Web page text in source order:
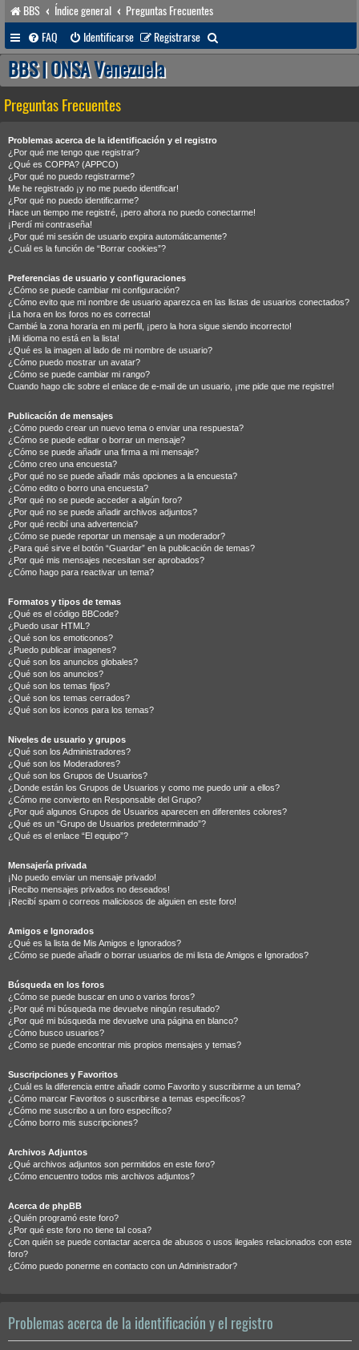
BBS Índice general
Preguntas Frecuentes
FAQ
Identificarse Registrarse
u
BBS | ONSA Venezuela
Preguntas Frecuentes
Problemas acerca de la identificación y el registro
¿Por qué me tengo que registrar?
¿Qué es COPPA? (APPCO)
¿Por qué no puedo registrarme?
Me he registrado ¡y no me puedo identificar!
¿Por qué no puedo identificarme?
Hace un tiempo me registré, ¡pero ahora no puedo conectarme!
¡Perdí mi contraseña!
¿Por qué mi sesión de usuario expira automáticamente?
¿Cuál es la función de “Borrar cookies”?
Preferencias de usuario y configuraciones
¿Cómo se puede cambiar mi configuración?
¿Cómo evito que mi nombre de usuario aparezca en las listas de usuarios conectados?
¡La hora en los foros no es correcta!
Cambié la zona horaria en mi perfil, ¡pero la hora sigue siendo incorrecto!
¡Mi idioma no está en la lista!
¿Qué es la imagen al lado de mi nombre de usuario?
¿Cómo puedo mostrar un avatar?
¿Cómo se puede cambiar mi rango?
Cuando hago clic sobre el enlace de e-mail de un usuario, ¡me pide que me registre!
Publicación de mensajes
¿Cómo puedo crear un nuevo tema o enviar una respuesta?
¿Cómo se puede editar o borrar un mensaje?
¿Cómo se puede añadir una firma a mi mensaje?
¿Cómo creo una encuesta?
¿Por qué no se puede añadir más opciones a la encuesta?
¿Cómo edito o borro una encuesta?
¿Por qué no se puede acceder a algún foro?
¿Por qué no se puede añadir archivos adjuntos?
¿Por qué recibí una advertencia?
¿Cómo se puede reportar un mensaje a un moderador?
¿Para qué sirve el botón “Guardar” en la publicación de temas?
¿Por qué mis mensajes necesitan ser aprobados?
¿Cómo hago para reactivar un tema?
Formatos y tipos de temas
¿Qué es el código BBCode?
¿Puedo usar HTML?
¿Qué son los emoticonos?
¿Puedo publicar imagenes?
¿Qué son los anuncios globales?
¿Qué son los anuncios?
¿Qué son los temas fijos?
¿Qué son los temas cerrados?
¿Qué son los iconos para los temas?
Niveles de usuario y grupos
¿Qué son los Administradores?
¿Qué son los Moderadores?
¿Qué son los Grupos de Usuarios?
¿Donde están los Grupos de Usuarios y como me puedo unir a ellos?
¿Cómo me convierto en Responsable del Grupo?
¿Por qué algunos Grupos de Usuarios aparecen en diferentes colores?
¿Qué es un “Grupo de Usuarios predeterminado”?
¿Qué es el enlace “El equipo”?
Mensajería privada
¡No puedo enviar un mensaje privado!
¡Recibo mensajes privados no deseados!
¡Recibí spam o correos maliciosos de alguien en este foro!
Amigos e Ignorados
¿Qué es la lista de Mis Amigos e Ignorados?
¿Cómo se puede añadir o borrar usuarios de mi lista de Amigos e Ignorados?
Búsqueda en los foros
¿Cómo se puede buscar en uno o varios foros?
¿Por qué mi búsqueda me devuelve ningún resultado?
¿Por qué mi búsqueda me devuelve una página en blanco?
¿Cómo busco usuarios?
¿Como se puede encontrar mis propios mensajes y temas?
Suscripciones y Favoritos
¿Cuál es la diferencia entre añadir como Favorito y suscribirme a un tema?
¿Cómo marcar Favoritos o suscribirse a temas específicos?
¿Cómo me suscribo a un foro específico?
¿Cómo borro mis suscripciones?
Archivos Adjuntos
¿Qué archivos adjuntos son permitidos en este foro?
¿Cómo encuentro todos mis archivos adjuntos?
Acerca de phpBB
¿Quién programó este foro?
¿Por qué este foro no tiene tal cosa?
¿Con quién se puede contactar acerca de abusos o usos ilegales relacionados con este
foro?
¿Cómo puedo ponerme en contacto con un Administrador?
Problemas acerca de la identificación y el registro